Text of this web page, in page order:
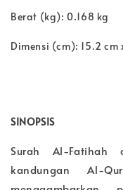
Berat (kg): 0.168 kg
Dimensi (cm): 15.2 cm
SINOPSIS
Surah Al-Fatihah
kandungan Al-